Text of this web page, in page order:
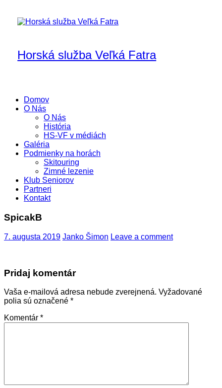
content
Horská služba Veľká Fatra
Domov
O Nás
O Nás
História
HS-VF v médiách
Galéria
Podmienky na horách
Skitouring
Zimné lezenie
Klub Seniorov
Partneri
Kontakt
SpicakB
7. augusta 2019 Janko Šimon Leave a comment
Pridaj komentár
Vaša e-mailová adresa nebude zverejnená. Vyžadované
polia sú označené *
Komentár *